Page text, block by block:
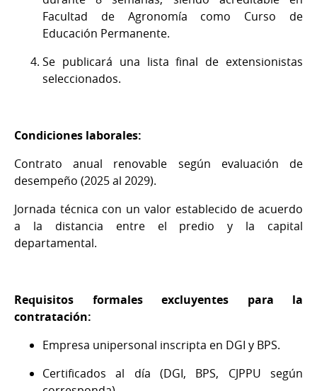
Facultad de Agronomía como Curso de
Educación Permanente.
Se publicará una lista final de extensionistas
seleccionados.
Condiciones laborales:
Contrato anual renovable según evaluación de
desempeño (2025 al 2029).
Jornada técnica con un valor establecido de acuerdo
a la distancia entre el predio y la capital
departamental.
Requisitos formales excluyentes para la
contratación:
Empresa unipersonal inscripta en DGI y BPS.
Certificados al día (DGI, BPS, CJPPU según